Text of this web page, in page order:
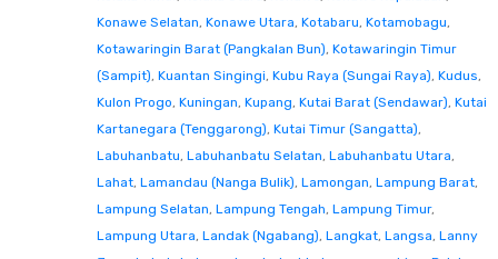
Konawe Selatan, Konawe Utara, Kotabaru, Kotamobagu,
Kotawaringin Barat (Pangkalan Bun), Kotawaringin Timur
(Sampit), Kuantan Singingi, Kubu Raya (Sungai Raya), Kudus,
Kulon Progo, Kuningan, Kupang, Kutai Barat (Sendawar), Kutai
Kartanegara (Tenggarong), Kutai Timur (Sangatta),
Labuhanbatu, Labuhanbatu Selatan, Labuhanbatu Utara,
Lahat, Lamandau (Nanga Bulik), Lamongan, Lampung Barat,
Lampung Selatan, Lampung Tengah, Lampung Timur,
Lampung Utara, Landak (Ngabang), Langkat, Langsa, Lanny